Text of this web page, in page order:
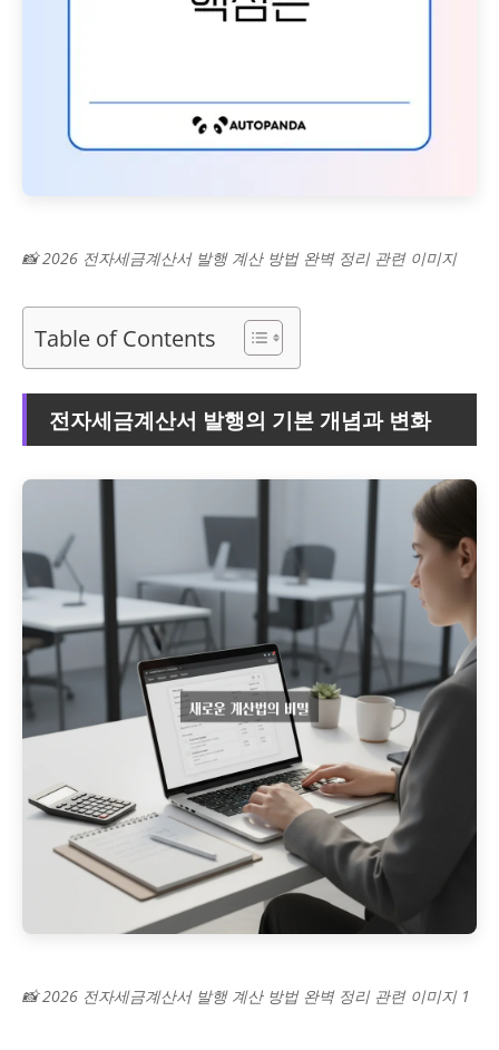
📸 2026 전자세금계산서 발행 계산 방법 완벽 정리 관련 이미지
Table of Contents
전자세금계산서 발행의 기본 개념과 변화
📸 2026 전자세금계산서 발행 계산 방법 완벽 정리 관련 이미지 1